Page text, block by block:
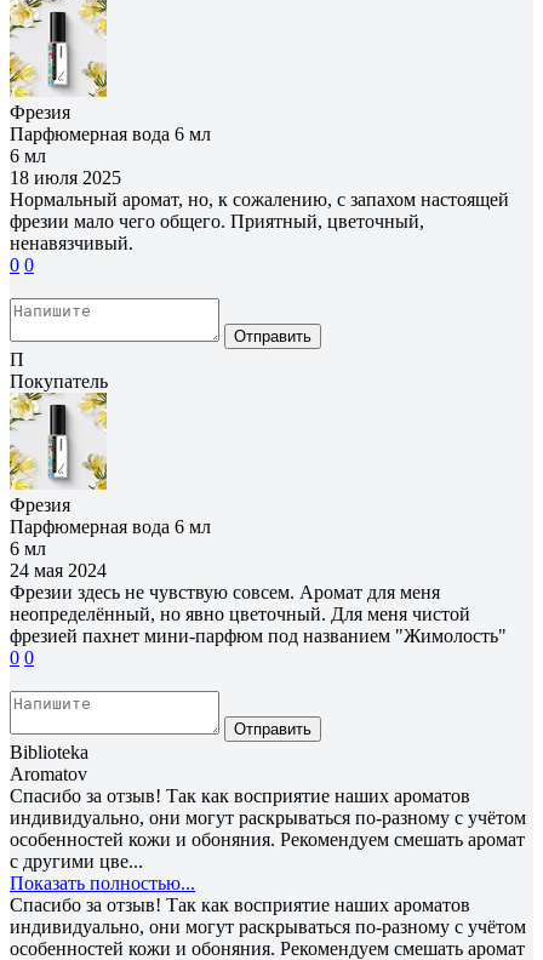
Фрезия
Парфюмерная вода 6 мл
6 мл
18 июля 2025
Нормальный аромат, но, к сожалению, с запахом настоящей
фрезии мало чего общего. Приятный, цветочный,
ненавязчивый.
0 0
Отправить
П
Покупатель
Фрезия
Парфюмерная вода 6 мл
6 мл
24 мая 2024
Фрезии здесь не чувствую совсем. Аромат для меня
неопределённый, но явно цветочный. Для меня чистой
фрезией пахнет мини-парфюм под названием "Жимолость"
0 0
Отправить
Biblioteka
Aromatov
Спасибо за отзыв! Так как восприятие наших ароматов
индивидуально, они могут раскрываться по-разному с учётом
особенностей кожи и обоняния. Рекомендуем смешать аромат
с другими цве...
Показать полностью...
Спасибо за отзыв! Так как восприятие наших ароматов
индивидуально, они могут раскрываться по-разному с учётом
особенностей кожи и обоняния. Рекомендуем смешать аромат